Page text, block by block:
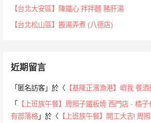
【台北大安區】陳鐵心 拌拌麵 豬肝湯
【台北松山區】搬湯弄煮 (八德店)
近期留言
「匿名訪客 」於〈 【基隆正濱漁港】嶼我 餐酒
「 【上班族午餐】周照子鐵板燒 西門店 - 橘
有部落格 」於〈 【上班族午餐】開工大吉! 周